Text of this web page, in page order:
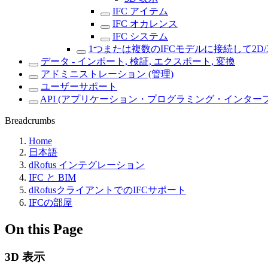
IFC アイテム
IFC オカレンス
IFC システム
1つまたは複数のIFCモデルに接続して
データ - インポート, 検証, エクスポート, 変換
アドミニストレーション (管理)
ユーザーサポート
API (アプリケーション・プログラミング・インター
Breadcrumbs
Home
日本語
dRofus インテグレーション
IFC と BIM
dRofusクライアントでのIFCサポート
IFCの部屋
On this Page
3D 表示